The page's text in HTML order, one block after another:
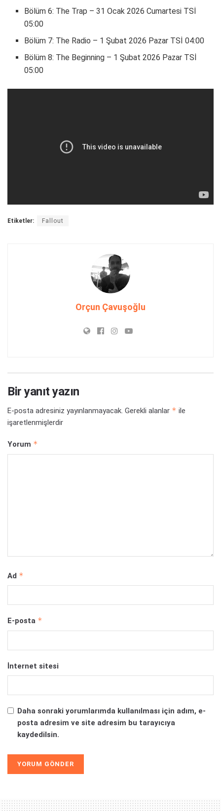
Bölüm 6: The Trap – 31 Ocak 2026 Cumartesi TSİ
05:00
Bölüm 7: The Radio – 1 Şubat 2026 Pazar TSİ 04:00
Bölüm 8: The Beginning – 1 Şubat 2026 Pazar TSİ
05:00
Etiketler: Fallout
Orçun Çavuşoğlu
Bir yanıt yazın
E-posta adresiniz yayınlanmayacak. Gerekli alanlar * ile
işaretlenmişlerdir
Yorum *
Ad *
E-posta *
İnternet sitesi
Daha sonraki yorumlarımda kullanılması için adım, e-
posta adresim ve site adresim bu tarayıcıya
kaydedilsin.